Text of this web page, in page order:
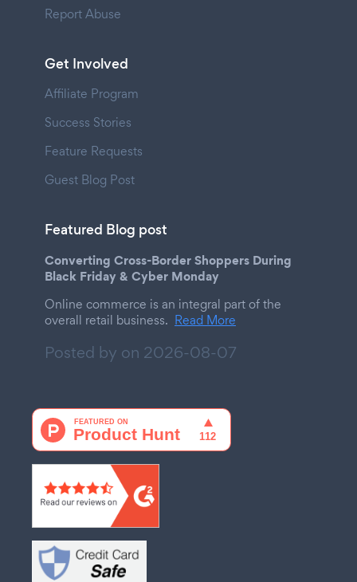
Report Abuse
Get Involved
Affiliate Program
Success Stories
Feature Requests
Guest Blog Post
Featured Blog post
Converting Cross-Border Shoppers During
Black Friday & Cyber Monday
Online commerce is an integral part of the
overall retail business. Read More
Posted by on 2026-08-07